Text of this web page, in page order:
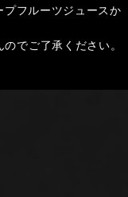
フルーツジュースか
でご了承ください。